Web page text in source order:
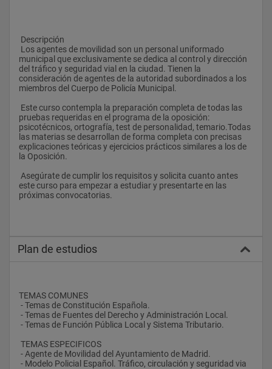
Descripción
municipal que exclusivamente se dedica al control y dirección
del tráfico y seguridad vial en la ciudad. Tienen la
consideración de agentes de la autoridad subordinados a los
miembros del Cuerpo de Policía Municipal.
pruebas requeridas en el programa de la oposición:
psicotécnicos, ortografía, test de personalidad, temario.Todas
las materias se desarrollan de forma completa con precisas
explicaciones teóricas y ejercicios prácticos similares a los de
la Oposición.
este curso para empezar a estudiar y presentarte en las
próximas convocatorias.
Plan de estudios
TEMAS COMUNES
- Temas de Constitución Española.
- Temas de Fuentes del Derecho y Administración Local.
- Temas de Función Pública Local y Sistema Tributario.
TEMAS ESPECIFICOS
- Agente de Movilidad del Ayuntamiento de Madrid.
- Modelo Policial Español. Tráfico, circulación y seguridad via